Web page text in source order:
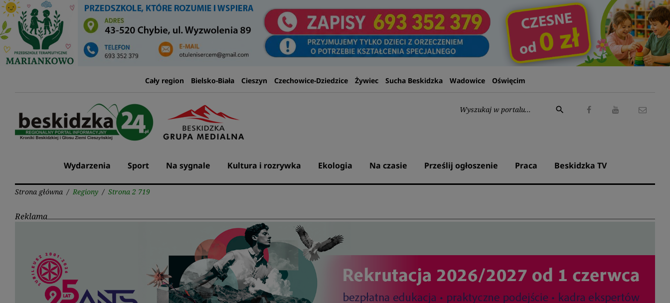
Przejdź
do
treści
Cały region Bielsko-Biała Cieszyn Czechowice-Dziedzice Żywiec Sucha Beskidzka Wadowice Oświęcim
Wyszukaj:
search
Wydarzenia Sport Na sygnale Kultura i rozrywka Ekologia Na czasie Prześlij ogłoszenie Praca Beskidzka TV
Strona główna / Regiony / Strona 2 719
Reklama